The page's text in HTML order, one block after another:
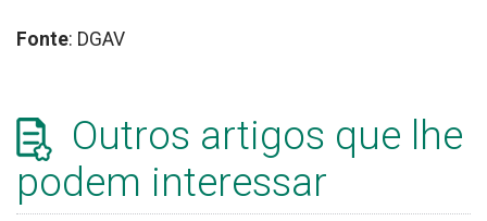
Fonte: DGAV
Outros artigos que lhe
podem interessar